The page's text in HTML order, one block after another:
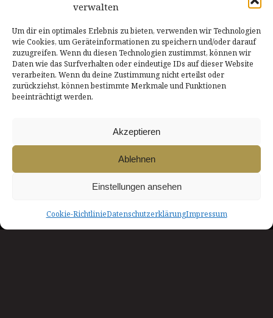
verwalten
Um dir ein optimales Erlebnis zu bieten, verwenden wir Technologien
wie Cookies, um Geräteinformationen zu speichern und/oder darauf
zuzugreifen. Wenn du diesen Technologien zustimmst, können wir
Daten wie das Surfverhalten oder eindeutige IDs auf dieser Website
verarbeiten. Wenn du deine Zustimmung nicht erteilst oder
zurückziehst, können bestimmte Merkmale und Funktionen
beeinträchtigt werden.
Akzeptieren
Ablehnen
Einstellungen ansehen
Cookie-RichtlinieDatenschutzerklärungImpressum
DATENSCHUTZERKLÄRUNG
IMPRESSUM
LOGIN
COOKIE-RICHTLINIE